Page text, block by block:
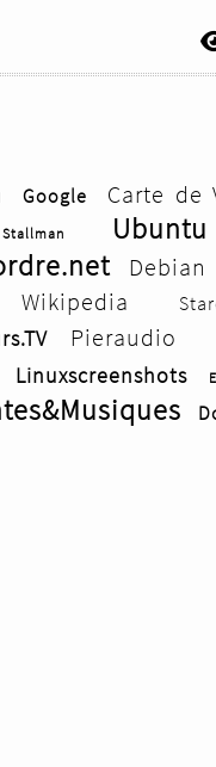
Google Carte de
Ubuntu
Debian
Wikipedia
Pieraudio
Linuxscreenshots